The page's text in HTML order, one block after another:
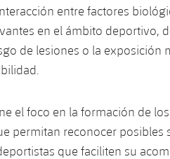
entre factores
en el ámbito deportivo,
de lesiones o la exposición
el foco en la formación de
permitan reconocer posibles
que faciliten su